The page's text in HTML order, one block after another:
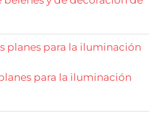
para la iluminación